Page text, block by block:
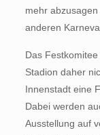
mehr
anderen
Das
Stadion daher
Innenstadt eine
Dabei werden
Ausstellung auf